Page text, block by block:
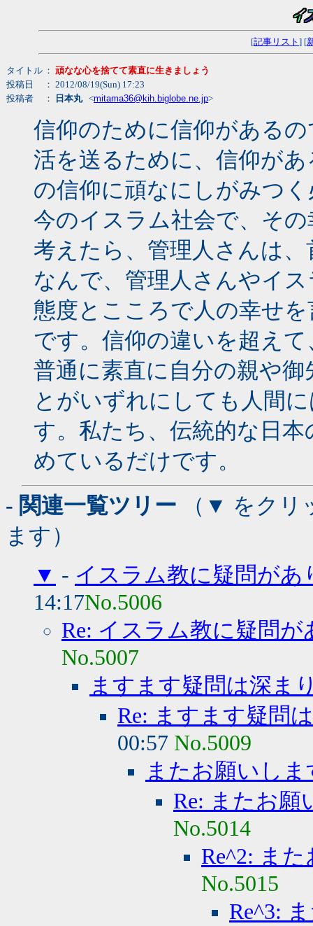
[記事リスト ] [
タイトル ： 頑なな心を捨てて素直に生きましょう
投稿日
： 2012/08/19(Sun) 17:23
投稿者
： 日本丸<mitama36@kih.biglobe.ne.jp>
信仰のために信仰がある
活を送るために、信仰が
の信仰に頑なにしがみつ
今のイスラム社会で、そ
考えたら、管理人さんは
なんで、管理人さんやイ
態度とこころで人の幸せ
です。信仰の違いを超え
普通に素直に自分の親や
とがいずれにしても人間
す。私たち、伝統的な日
めているだけです。
- 関連一覧ツリー （▼ をクリ
ます）
▼ - イスラム教に疑問があ
14:17No.5006
Re: イスラム教に疑問が
No.5007
ますます疑問は深ま
Re: ますます疑問
00:57 No.5009
またお願いしま
Re: またお願
No.5014
Re^2: ま
No.5015
Re^3: